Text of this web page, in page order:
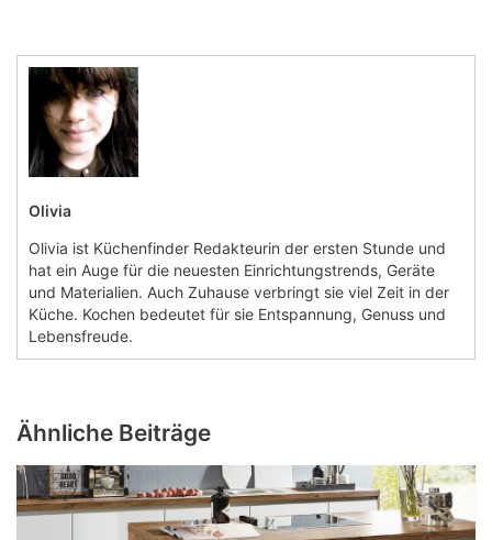
Olivia
Olivia ist Küchenfinder Redakteurin der ersten Stunde und
hat ein Auge für die neuesten Einrichtungstrends, Geräte
und Materialien. Auch Zuhause verbringt sie viel Zeit in der
Küche. Kochen bedeutet für sie Entspannung, Genuss und
Lebensfreude.
Ähnliche Beiträge